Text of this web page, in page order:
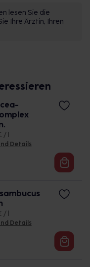
lesen Sie die
Ihre Ärztin, Ihren
/ l
Details
/ l
Details